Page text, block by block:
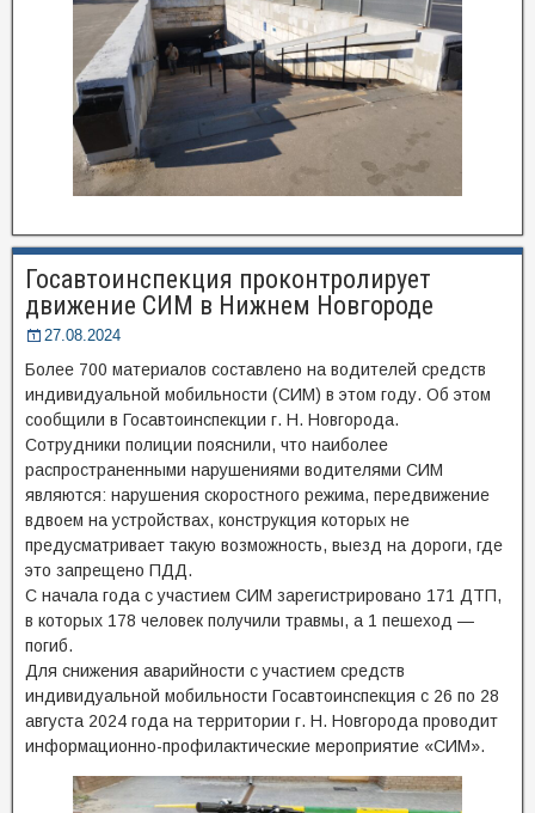
Госавтоинспекция проконтролирует
движение СИМ в Нижнем Новгороде
27.08.2024
Более 700 материалов составлено на водителей средств
индивидуальной мобильности (СИМ) в этом году. Об этом
сообщили в Госавтоинспекции г. Н. Новгорода.
Сотрудники полиции пояснили, что наиболее
распространенными нарушениями водителями СИМ
являются: нарушения скоростного режима, передвижение
вдвоем на устройствах, конструкция которых не
предусматривает такую возможность, выезд на дороги, где
это запрещено ПДД.
С начала года с участием СИМ зарегистрировано 171 ДТП,
в которых 178 человек получили травмы, а 1 пешеход —
погиб.
Для снижения аварийности с участием средств
индивидуальной мобильности Госавтоинспекция с 26 по 28
августа 2024 года на территории г. Н. Новгорода проводит
информационно-профилактические мероприятие «СИМ».